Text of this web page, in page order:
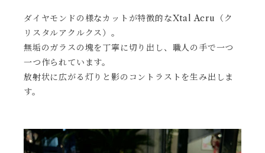
ダイヤモンドの様なカットが特徴的なXtal Acru（ク
リスタルアクルクス）。
無垢のガラスの塊を丁寧に切り出し、職人の手で一つ
一つ作られています。
放射状に広がる灯りと影のコントラストを生み出しま
す。